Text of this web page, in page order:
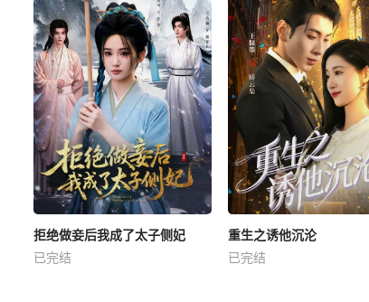
拒绝做妾后我成了太子侧妃
已完结
重生之诱他沉沦
已完结